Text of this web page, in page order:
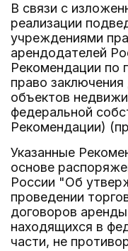
В связи с
реализации
учреждениями
арендодателей
Рекомендации по
право
объектов
федеральной
Рекомендации)
Указанные
основе
России "Об
проведении
договоров
находящихся в
части, не